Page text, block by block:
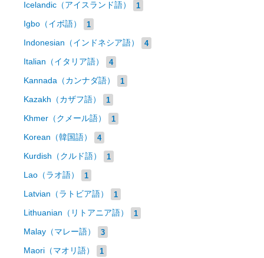
Icelandic（アイスランド語） 1
Igbo（イボ語） 1
Indonesian（インドネシア語） 4
Italian（イタリア語） 4
Kannada（カンナダ語） 1
Kazakh（カザフ語） 1
Khmer（クメール語） 1
Korean（韓国語） 4
Kurdish（クルド語） 1
Lao（ラオ語） 1
Latvian（ラトビア語） 1
Lithuanian（リトアニア語） 1
Malay（マレー語） 3
Maori（マオリ語） 1